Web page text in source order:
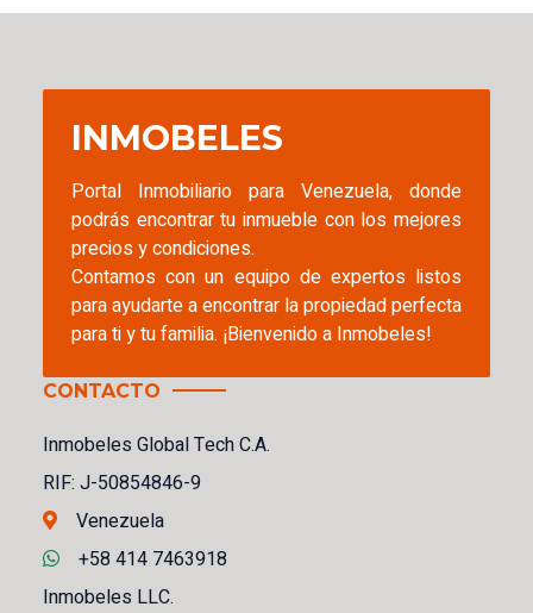
INMOBELES
Portal Inmobiliario para Venezuela, donde
podrás encontrar tu inmueble con los mejores
precios y condiciones.
Contamos con un equipo de expertos listos
para ayudarte a encontrar la propiedad perfecta
para ti y tu familia. ¡Bienvenido a Inmobeles!
CONTACTO
Inmobeles Global Tech C.A.
RIF: J-50854846-9
Venezuela
+58 414 7463918
Inmobeles LLC.